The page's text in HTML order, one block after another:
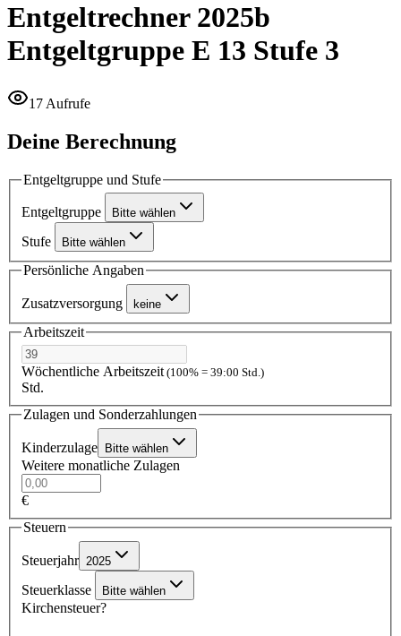
Entgeltrechner 2025b
Entgeltgruppe E 13 Stufe 3
17 Aufrufe
Deine Berechnung
Entgeltgruppe und Stufe
Entgeltgruppe Bitte wählen
Stufe Bitte wählen
Persönliche Angaben
Zusatzversorgung keine
Arbeitszeit
Wöchentliche Arbeitszeit(100% = 39:00 Std.)
Std.
Zulagen und Sonderzahlungen
Kinderzulage Bitte wählen
Weitere monatliche Zulagen
€
Steuern
Steuerjahr 2025
Steuerklasse Bitte wählen
Kirchensteuer?